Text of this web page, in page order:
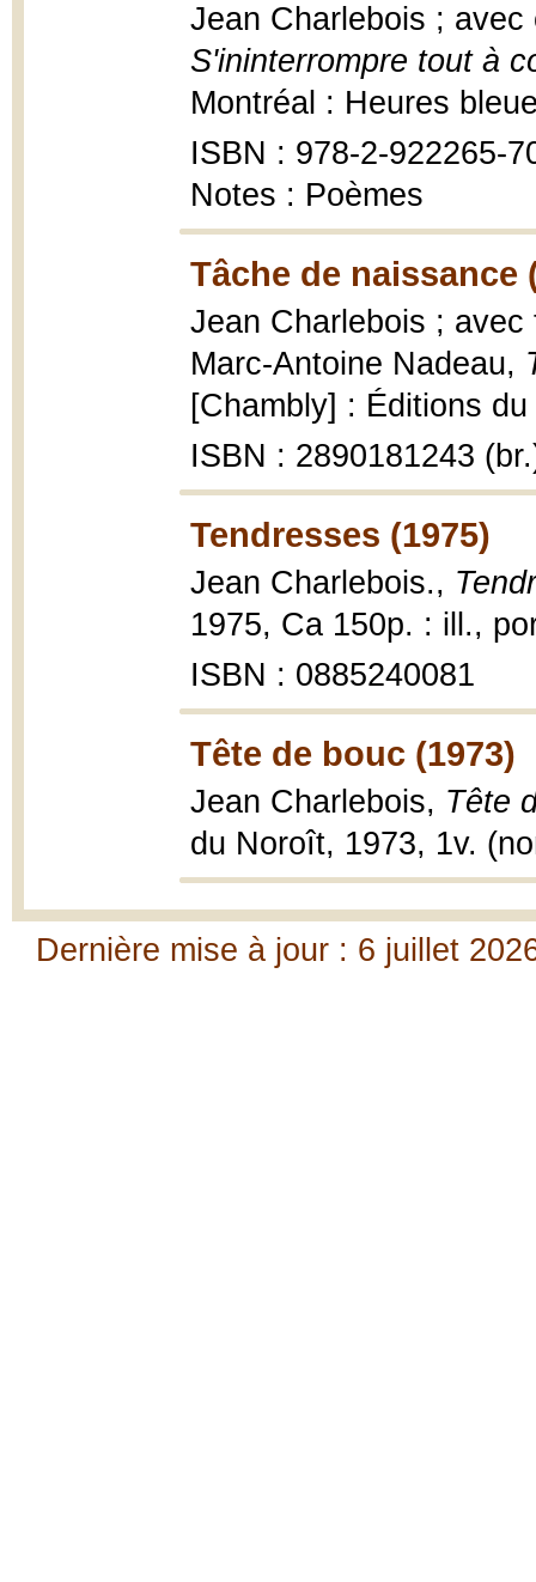
Jean Charlebois ;
S'ininterrompre tout à
Montréal : Heures
ISBN : 978-2-922265-
Notes : Poèmes
Tâche de naissance
Jean Charlebois ;
Marc-Antoine Nadeau,
[Chambly] : Éditions
ISBN : 2890181243
Tendresses (1975)
Jean Charlebois.,
1975, Ca 150p. : ill.,
ISBN : 0885240081
Tête de bouc (1973)
Jean Charlebois, Tête
du Noroît, 1973, 1v.
Dernière mise à jour : 6 juillet